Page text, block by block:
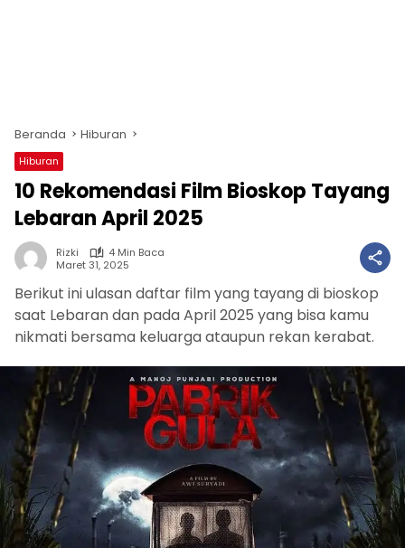
Beranda Hiburan
Hiburan
10 Rekomendasi Film Bioskop Tayang
Lebaran April 2025
Rizki
4 Min Baca
Maret 31, 2025
Berikut ini ulasan daftar film yang tayang di bioskop
saat Lebaran dan pada April 2025 yang bisa kamu
nikmati bersama keluarga ataupun rekan kerabat.